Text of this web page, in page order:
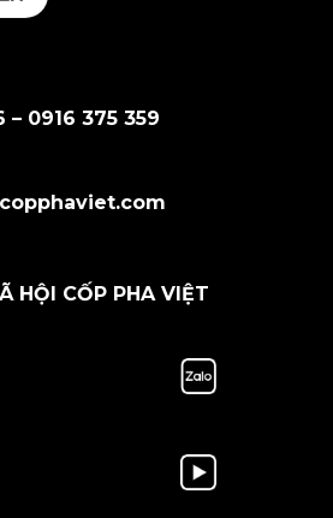
– 0916 375 359
HỘI CỐP PHA VIỆT